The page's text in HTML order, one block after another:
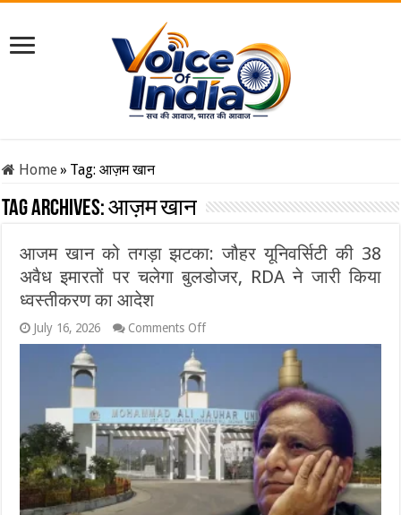
Home» Tag:आज़म खान
Tag Archives:आज़म खान
आजम खान को तगड़ा झटका: जौहर यूनिवर्सिटी की 38
अवैध इमारतों पर चलेगा बुलडोजर, RDA ने जारी किया
ध्वस्तीकरण का आदेश
July 16, 2026 Comments Offon
आजम
को
जौहर
यूनिवर्सिटी
की
38
अवैध